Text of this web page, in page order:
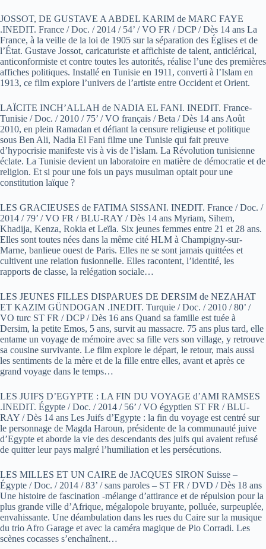
JOSSOT, DE GUSTAVE A ABDEL KARIM de MARC FAYE
.INEDIT. France / Doc. / 2014 / 54’ / VO FR / DCP / Dès 14 ans La
France, à la veille de la loi de 1905 sur la séparation des Églises et de
l’État. Gustave Jossot, caricaturiste et affichiste de talent, anticlérical,
anticonformiste et contre toutes les autorités, réalise l’une des premières
affiches politiques. Installé en Tunisie en 1911, converti à l’Islam en
1913, ce film explore l’univers de l’artiste entre Occident et Orient.
LAÏCITE INCH’ALLAH de NADIA EL FANI. INEDIT. France-
Tunisie / Doc. / 2010 / 75’ / VO français / Beta / Dès 14 ans Août
2010, en plein Ramadan et défiant la censure religieuse et politique
sous Ben Ali, Nadia El Fani filme une Tunisie qui fait preuve
d’hypocrisie manifeste vis à vis de l’islam. La Révolution tunisienne
éclate. La Tunisie devient un laboratoire en matière de démocratie et de
religion. Et si pour une fois un pays musulman optait pour une
constitution laïque ?
LES GRACIEUSES de FATIMA SISSANI. INEDIT. France / Doc. /
2014 / 79’ / VO FR / BLU-RAY / Dès 14 ans Myriam, Sihem,
Khadija, Kenza, Rokia et Leïla. Six jeunes femmes entre 21 et 28 ans.
Elles sont toutes nées dans la même cité HLM à Champigny-sur-
Marne, banlieue ouest de Paris. Elles ne se sont jamais quittées et
cultivent une relation fusionnelle. Elles racontent, l’identité, les
rapports de classe, la relégation sociale…
LES JEUNES FILLES DISPARUES DE DERSIM de NEZAHAT
ET KAZIM GÜNDOGAN .INEDIT. Turquie / Doc. / 2010 / 80’ /
VO turc ST FR / DCP / Dès 16 ans Quand sa famille est tuée à
Dersim, la petite Emos, 5 ans, survit au massacre. 75 ans plus tard, elle
entame un voyage de mémoire avec sa fille vers son village, y retrouve
sa cousine survivante. Le film explore le départ, le retour, mais aussi
les sentiments de la mère et de la fille entre elles, avant et après ce
grand voyage dans le temps…
LES JUIFS D’EGYPTE : LA FIN DU VOYAGE d’AMI RAMSES
.INEDIT. Égypte / Doc. / 2014 / 56’ / VO égyptien ST FR / BLU-
RAY / Dès 14 ans Les Juifs d’Egypte : la fin du voyage est centré sur
le personnage de Magda Haroun, présidente de la communauté juive
d’Egypte et aborde la vie des descendants des juifs qui avaient refusé
de quitter leur pays malgré l’humiliation et les persécutions.
LES MILLES ET UN CAIRE de JACQUES SIRON Suisse –
Égypte / Doc. / 2014 / 83’ / sans paroles – ST FR / DVD / Dès 18 ans
Une histoire de fascination -mélange d’attirance et de répulsion pour la
plus grande ville d’Afrique, mégalopole bruyante, polluée, surpeuplée,
envahissante. Une déambulation dans les rues du Caire sur la musique
du trio Afro Garage et avec la caméra magique de Pio Corradi. Les
scènes cocasses s’enchaînent…